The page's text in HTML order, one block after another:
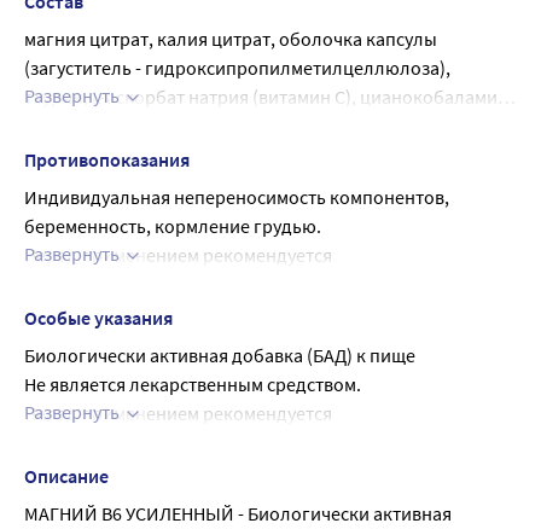
магния цитрат, калия цитрат, оболочка капсулы
(загуститель - гидроксипропилметилцеллюлоза),
таурин, L-аскорбат натрия (витамин С), цианокобаламин
пиридоксина гидрохлорид (витамин В6), фолиевая
Развернуть
Противопоказания
Индивидуальная непереносимость компонентов,
беременность, кормление грудью.
Перед применением рекомендуется
Развернуть
Особые указания
Биологически активная добавка (БАД) к пище
Не является лекарственным средством.
Перед применением рекомендуется
Развернуть
Описание
МАГНИЙ В6 УСИЛЕННЫЙ - Биологически активная